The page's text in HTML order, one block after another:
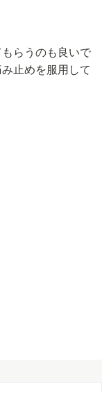
らうのも良いで
止めを服用して